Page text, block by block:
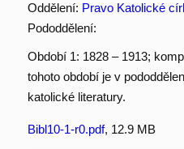
Oddělení: Pravo Katolické
Pododdělení:
Období 1: 1828 – 1913;
tohoto období je v
katolické literatury.
Bibl10-1-r0.pdf, 12.9 MB